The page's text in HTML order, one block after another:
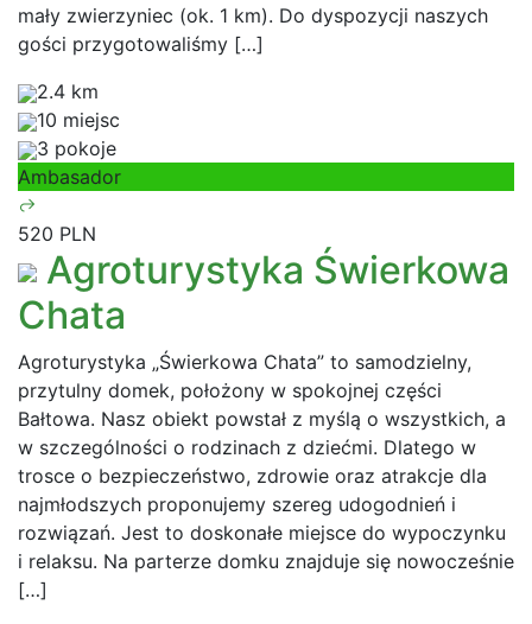
mały zwierzyniec (ok. 1 km). Do dyspozycji naszych
gości przygotowaliśmy […]
2.4 km
10 miejsc
3 pokoje
Ambasador
520 PLN
Agroturystyka Świerkowa
Chata
Agroturystyka „Świerkowa Chata” to samodzielny,
przytulny domek, położony w spokojnej części
Bałtowa. Nasz obiekt powstał z myślą o wszystkich, a
w szczególności o rodzinach z dziećmi. Dlatego w
trosce o bezpieczeństwo, zdrowie oraz atrakcje dla
najmłodszych proponujemy szereg udogodnień i
rozwiązań. Jest to doskonałe miejsce do wypoczynku
i relaksu. Na parterze domku znajduje się nowocześnie
[…]